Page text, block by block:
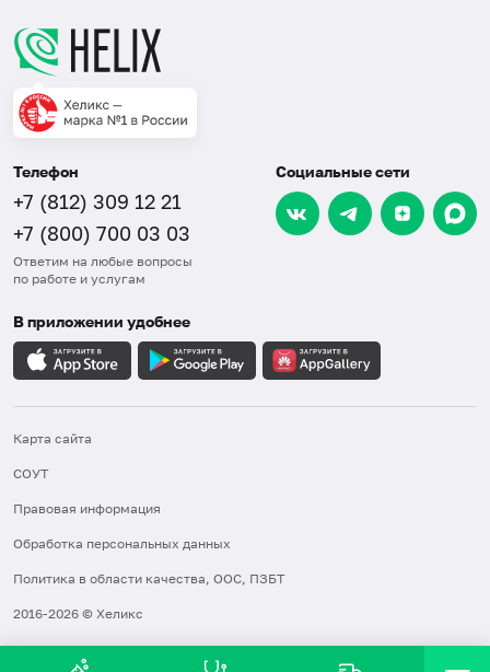
Телефон
+7 (812) 309 12 21
+7 (800) 700 03 03
Ответим на любые вопросы
по работе и услугам
Социальные сети
В приложении удобнее
Карта сайта
СОУТ
Правовая информация
Обработка персональных данных
Политика в области качества, ООС, ПЗБТ
2016-2026 © Хеликс